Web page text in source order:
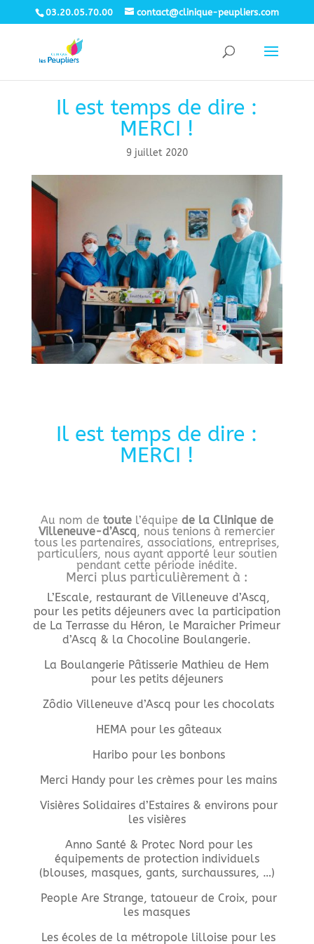
03.20.05.70.00 contact@clinique-peupliers.com
Il est temps de dire :
MERCI !
9 juillet 2020
Il est temps de dire :
MERCI !
Au nom de toutel’équipe de la Clinique de
Villeneuve-d’Ascq, nous tenions à remercier
tous les partenaires, associations, entreprises,
particuliers, nous ayant apporté leur soutien
pendant cette période inédite.
Merci plus particulièrement à :
L’Escale, restaurant de Villeneuve d’Ascq,
pour les petits déjeuners avec la participation
de La Terrasse du Héron, le Maraicher Primeur
d’Ascq & la Chocoline Boulangerie.
La Boulangerie Pâtisserie Mathieu de Hem
pour les petits déjeuners
Zôdio Villeneuve d’Ascq pour les chocolats
HEMA pour les gâteaux
Haribo pour les bonbons
Merci Handy pour les crèmes pour les mains
Visières Solidaires d’Estaires & environs pour
les visières
Anno Santé & Protec Nord pour les
équipements de protection individuels
(blouses, masques, gants, surchaussures, …)
People Are Strange, tatoueur de Croix, pour
les masques
Les écoles de la métropole lilloise pour les